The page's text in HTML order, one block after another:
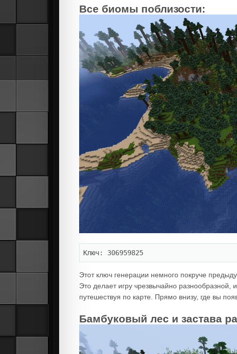
Все биомы поблизости:
Ключ: 306959825
Этот ключ генерации немного покруче
Это делает игру чрезвычайно разнообразной,
путешествуя по карте. Прямо внизу, где вы
Бамбуковый лес и застава